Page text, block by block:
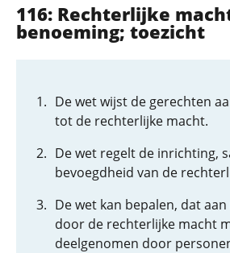
116: Rechterlijke
benoeming; toezicht
De wet wijst de gerechten
tot de rechterlijke macht.
De wet regelt de inrichting,
bevoegdheid van de
De wet kan bepalen, dat
door de rechterlijke macht
deelgenomen door